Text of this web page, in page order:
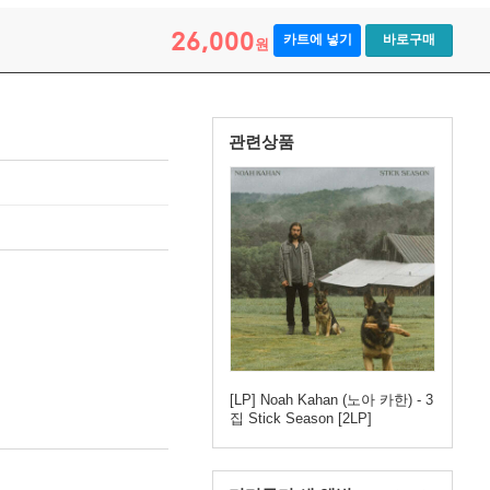
26,000원 카트에 넣기 바로구매
관련상품
[LP] Noah Kahan (노아 카한) - 3
집 Stick Season [2LP]